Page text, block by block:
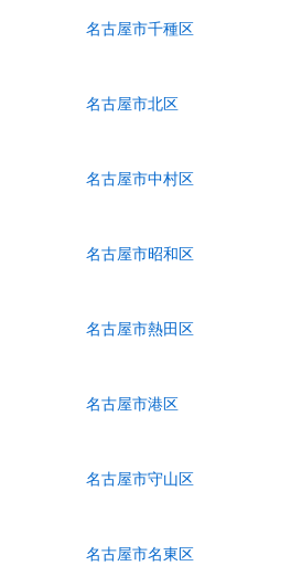
名古屋市千種区
名古屋市北区
名古屋市中村区
名古屋市昭和区
名古屋市熱田区
名古屋市港区
名古屋市守山区
名古屋市名東区